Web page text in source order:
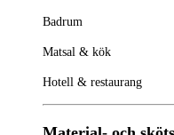
Badrum
Matsal & kök
Hotell & restaurang